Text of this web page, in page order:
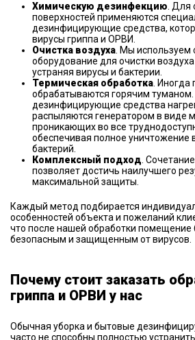
Химическую дезинфекцию . Для
поверхностей применяются
дезинфицирующие средства,
вирусы гриппа и ОРВИ.
Очистка воздуха . Мы
оборудование для очистки
устраняя вирусы и бактерии.
Термическая обработка .
обрабатываются горячим
дезинфицирующие средства
распыляются генератором в виде
проникающих во все
обеспечивая полное уничтожение
бактерий.
Комплексный подход .
позволяет достичь наилучшего
максимальной защиты.
Каждый метод подбирается
особенностей объекта и пожеланий
что после нашей обработки помещение
безопасным и защищенным от вирусов.
Почему стоит заказать
гриппа и ОРВИ у нас
Обычная уборка и бытовые
часто не способны полностью